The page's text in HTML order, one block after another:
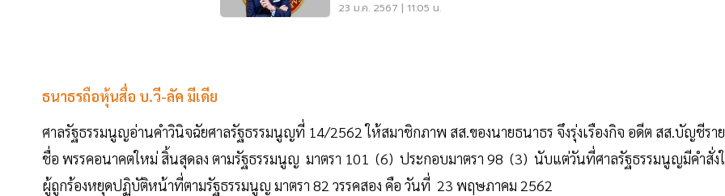
23 ม.ค. 2567 | 11:05 น.
ธนาธรถือหุ้นสื่อ บ.วี-ลัค มีเดีย
ศาลรัฐธรรมนูญอ่านคำวินิจฉัยศาลรัฐธรรมนูญที่ 14/2562 ให้สมาชิกภาพ สส.ของนายธนาธร จึงรุ่งเรืองกิจ อดีต สส.บัญชีราย
ชื่อ พรรคอนาคตใหม่ สิ้นสุดลง ตามรัฐธรรมนูญ มาตรา 101 (6) ประกอบมาตรา 98 (3) นับแต่วันที่ศาลรัฐธรรมนูญมีคำสั่ง
ผู้ถูกร้องหยุดปฏิบัติหน้าที่ตามรัฐธรรมนูญ มาตรา 82 วรรคสอง คือ วันที่ 23 พฤษภาคม 2562